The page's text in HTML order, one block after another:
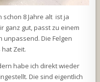
8 Jahre alt ist ja
ganz gut, passt zu einem
unpassend. Die Felgen
Zeit.
habe ich direkt wieder
Die sind eigentlich